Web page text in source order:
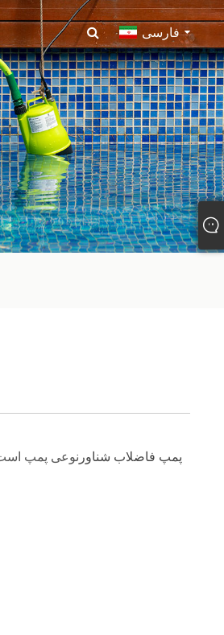
فارسی
پمپ فاضلاب شناور نوعی پمپ است